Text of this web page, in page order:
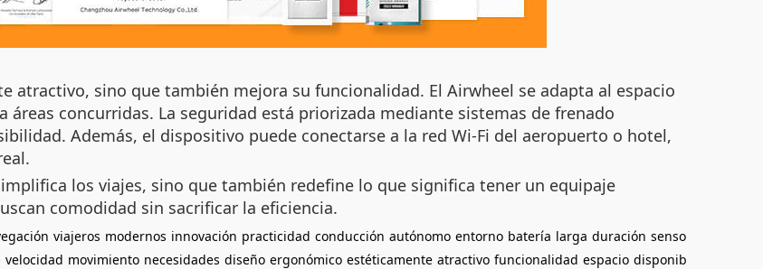
atractivo, sino que también mejora su funcionalidad. El Airwheel se adapta al espacio
concurridas. La seguridad está priorizada mediante sistemas de frenado
Además, el dispositivo puede conectarse a la red Wi-Fi del aeropuerto o hotel,
los viajes, sino que también redefine lo que significa tener un equipaje
comodidad sin sacrificar la eficiencia.
viajeros modernos innovación practicidad conducción autónomo entorno batería larga duración senso
velocidad movimiento necesidades diseño ergonómico estéticamente atractivo funcionalidad espacio disponib